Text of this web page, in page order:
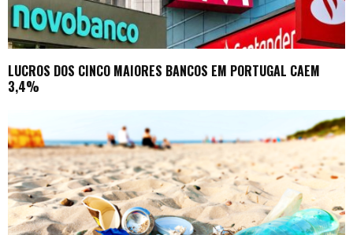
LUCROS DOS CINCO MAIORES BANCOS EM PORTUGAL CAEM
3,4%